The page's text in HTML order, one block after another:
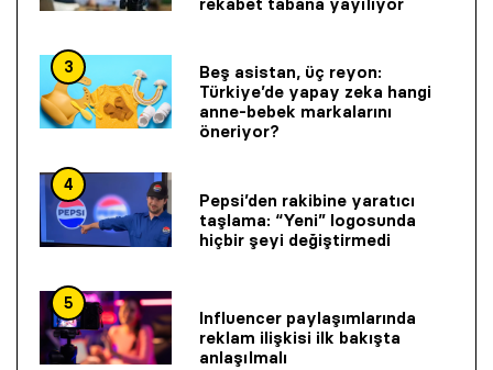
3
Beş asistan, üç reyon:
Türkiye’de yapay zeka hangi
anne-bebek markalarını
öneriyor?
4
Pepsi’den rakibine yaratıcı
taşlama: “Yeni” logosunda
hiçbir şeyi değiştirmedi
5
Influencer paylaşımlarında
reklam ilişkisi ilk bakışta
anlaşılmalı